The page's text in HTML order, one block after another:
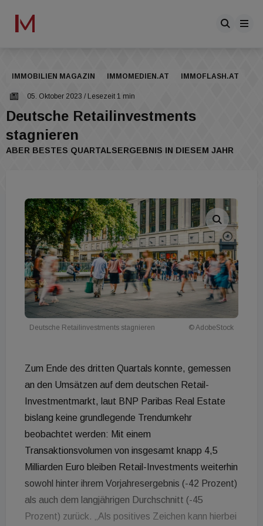
IMMOBILIEN MAGAZIN IMMOMEDIEN.AT IMMOFLASH.AT
05. Oktober 2023 / Lesezeit 1 min
Deutsche Retailinvestments
stagnieren
ABER BESTES QUARTALSERGEBNIS IN DIESEM JAHR
Deutsche Retailinvestments stagnieren © AdobeStock
Zum Ende des dritten Quartals konnte, gemessen
an den Umsätzen auf dem deutschen Retail-
Investmentmarkt, laut BNP Paribas Real Estate
bislang keine grundlegende Trendumkehr
beobachtet werden: Mit einem
Transaktionsvolumen von insgesamt knapp 4,5
Milliarden Euro bleiben Retail-Investments weiterhin
sowohl hinter ihrem Vorjahresergebnis (-42 Prozent)
als auch dem langjährigen Durchschnitt (-45
Prozent) zurück. „Als positives Zeichen kann hierbei